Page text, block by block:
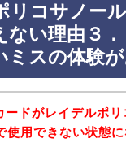
リコサノー
ない理由３
ミスの体験が
ードがレイデルポリ
使用できない状態